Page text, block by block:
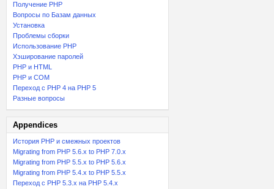
Получение PHP
Вопросы по Базам данных
Установка
Проблемы сборки
Использование PHP
Хэширование паролей
PHP и HTML
PHP и COM
Переход с PHP 4 на PHP 5
Разные вопросы
Appendices
История PHP и смежных проектов
Migrating from PHP 5.6.x to PHP 7.0.x
Migrating from PHP 5.5.x to PHP 5.6.x
Migrating from PHP 5.4.x to PHP 5.5.x
Переход с PHP 5.3.x на PHP 5.4.x